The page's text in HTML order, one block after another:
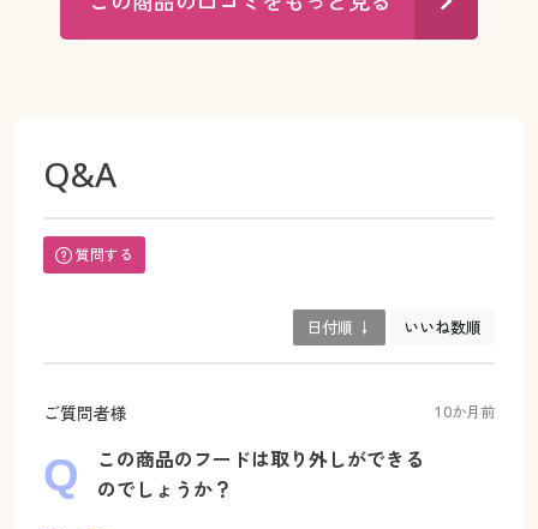
Q&A
質問する
日付順 ↓ いいね数順
ご質問者様 10か月前
この商品のフードは取り外しができる
のでしょうか？